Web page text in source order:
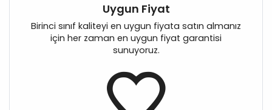
Uygun Fiyat
Birinci sınıf kaliteyi en uygun fiyata satın almanız
için her zaman en uygun fiyat garantisi
sunuyoruz.